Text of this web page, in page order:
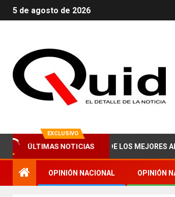
5 de agosto de 2026
EXCLUSIVO
ÚLTIMAS NOTICIAS
ABRAHAM ZAIED, UNO DE LOS MEJORES
OPINIÓN NACIONAL OPINIÓN